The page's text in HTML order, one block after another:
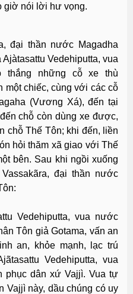
giờ nói lời hư vọng.
đại thần nước Magadha
Vedehiputta, vua
thắng những cỗ xe thù
một chiếc, cùng với các cỗ
(Vương Xá), đến tại
chỗ còn dùng xe được,
chỗ Thế Tôn; khi đến, liền
hỏi thăm xã giao với Thế
bên. Sau khi ngồi xuống
đại thần nước
Vedehiputta, vua nước
Tôn giả Gotama, vấn an
an, khỏe mạnh, lạc trú
Vedehiputta, vua
phục dân xứ Vajjì. Vua tự
Vajjì này, dầu chúng có uy